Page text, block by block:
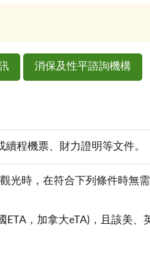
消保及性平諮詢機構
程機票、財力證明等文件。
光時，在符合下列條件時無
，加拿大eTA)，且該美、